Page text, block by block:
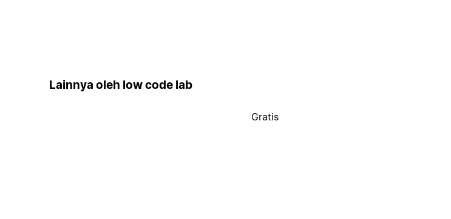
Lainnya oleh low code lab
Gratis